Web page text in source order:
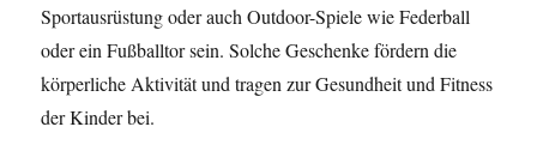
Sportausrüstung oder auch Outdoor-Spiele wie Federball
oder ein Fußballtor sein. Solche Geschenke fördern die
körperliche Aktivität und tragen zur Gesundheit und Fitness
der Kinder bei.